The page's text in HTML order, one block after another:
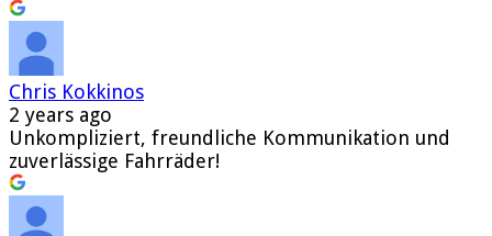
Chris Kokkinos
2 years ago
Unkompliziert, freundliche Kommunikation und
zuverlässige Fahrräder!